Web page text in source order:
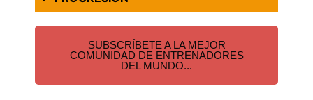
SUBSCRÍBETE A LA MEJOR
COMUNIDAD DE ENTRENADORES
DEL MUNDO...